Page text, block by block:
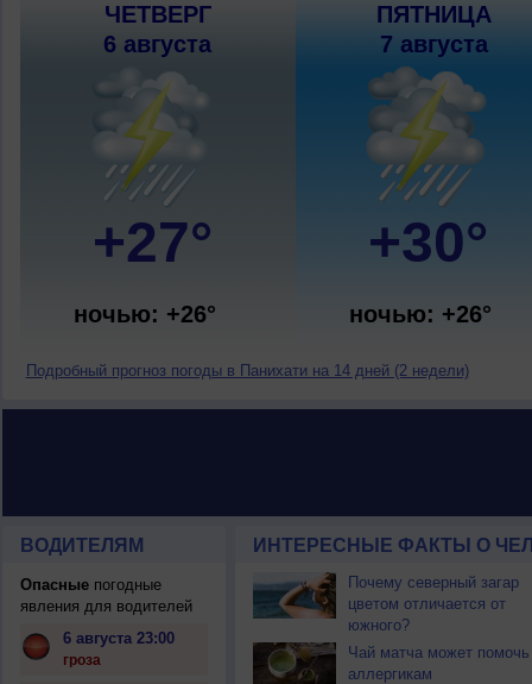
ЧЕТВЕРГ
6 августа
+27°
ночью: +26°
ПЯТНИЦА
7 августа
+30°
ночью: +26°
Подробный прогноз погоды в Панихати на 14 дней (2 недели)
ВОДИТЕЛЯМ
Опасныепогодные
явления для водителей
6 августа 23:00
гроза
ИНТЕРЕСНЫЕ ФАКТЫ О
Почему северный загар
цветом отличается от
южного?
Чай матча может помочь
аллергикам